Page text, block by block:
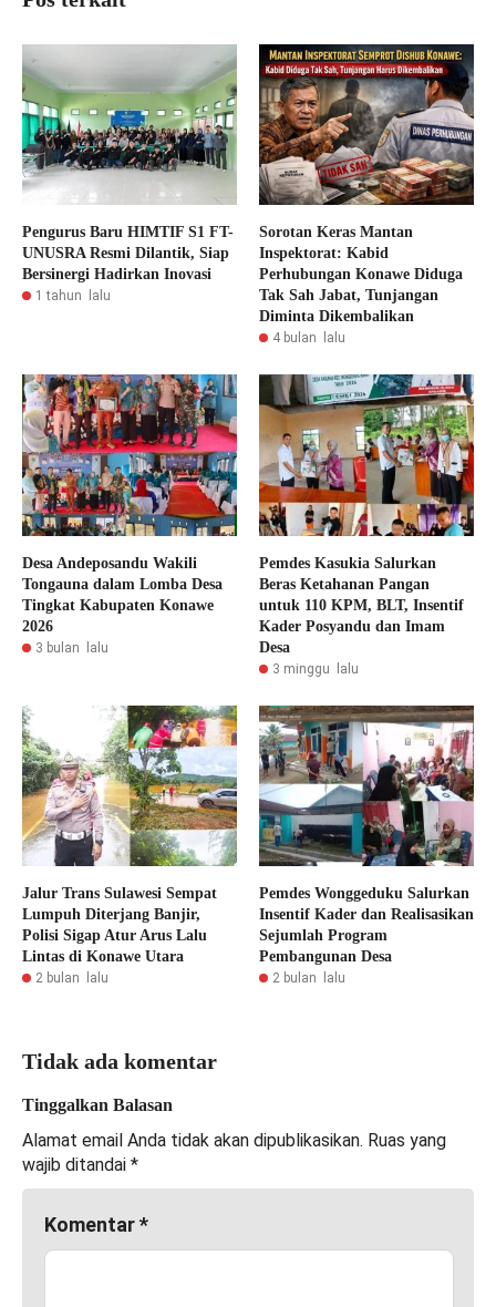
Pengurus Baru HIMTIF S1 FT-
UNUSRA Resmi Dilantik, Siap
Bersinergi Hadirkan Inovasi
1 tahun lalu
Sorotan Keras Mantan
Inspektorat: Kabid
Perhubungan Konawe Diduga
Tak Sah Jabat, Tunjangan
Diminta Dikembalikan
4 bulan lalu
Desa Andeposandu Wakili
Tongauna dalam Lomba Desa
Tingkat Kabupaten Konawe
2026
3 bulan lalu
Pemdes Kasukia Salurkan
Beras Ketahanan Pangan
untuk 110 KPM, BLT, Insentif
Kader Posyandu dan Imam
Desa
3 minggu lalu
Jalur Trans Sulawesi Sempat
Lumpuh Diterjang Banjir,
Polisi Sigap Atur Arus Lalu
Lintas di Konawe Utara
2 bulan lalu
Pemdes Wonggeduku Salurkan
Insentif Kader dan Realisasikan
Sejumlah Program
Pembangunan Desa
2 bulan lalu
Tidak ada komentar
Tinggalkan Balasan
Alamat email Anda tidak akan dipublikasikan. Ruas yang
wajib ditandai *
Komentar*